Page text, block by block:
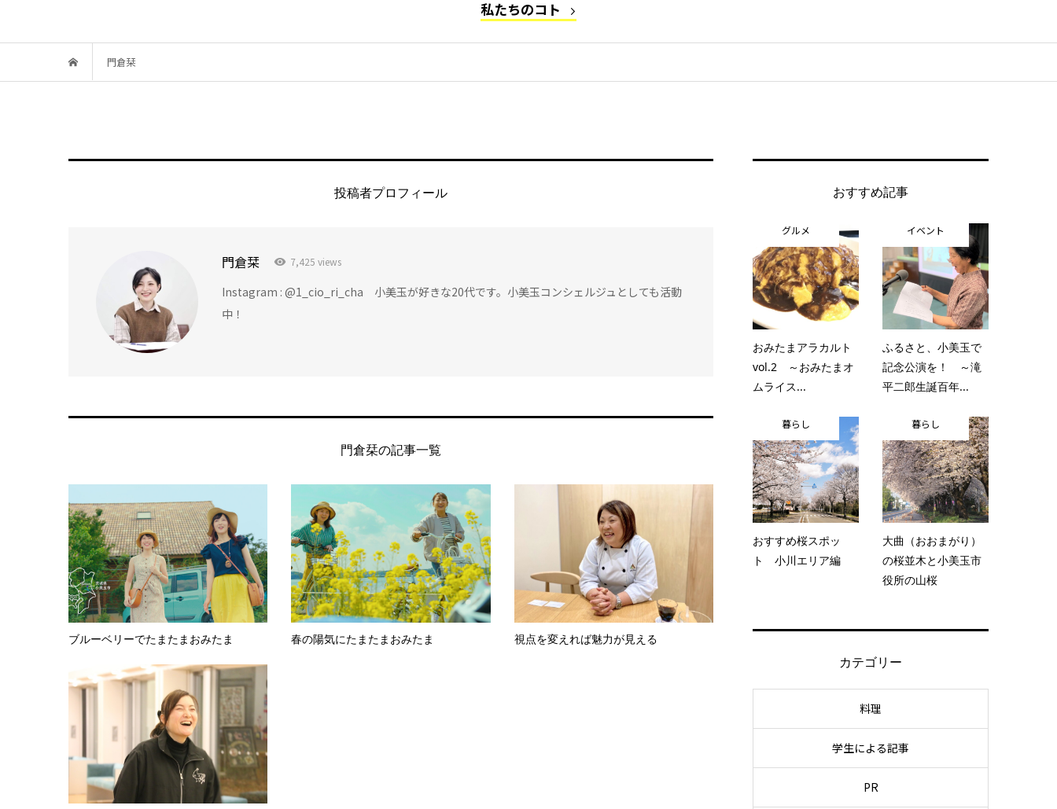
私たちのコト
門倉栞
投稿者プロフィール
門倉栞 7,425 views
Instagram : @1_cio_ri_cha 小美玉が好きな20代です。小美玉コンシェルジュとしても活動
中！
門倉栞の記事一覧
ブルーベリーでたまたまおみたま 春の陽気にたまたまおみたま 視点を変えれば魅力が見える
おすすめ記事
グルメ
おみたまアラカルト
vol.2 ～おみたまオ
ムライス...
イベント
ふるさと、小美玉で
記念公演を！ ～滝
平二郎生誕百年...
暮らし
おすすめ桜スポッ
ト 小川エリア編
暮らし
大曲（おおまがり）
の桜並木と小美玉市
役所の山桜
カテゴリー
料理
学生による記事
PR